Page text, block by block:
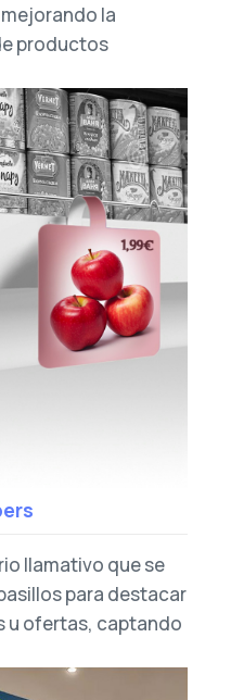
la
productos
llamativo que se
para destacar
u ofertas, captando